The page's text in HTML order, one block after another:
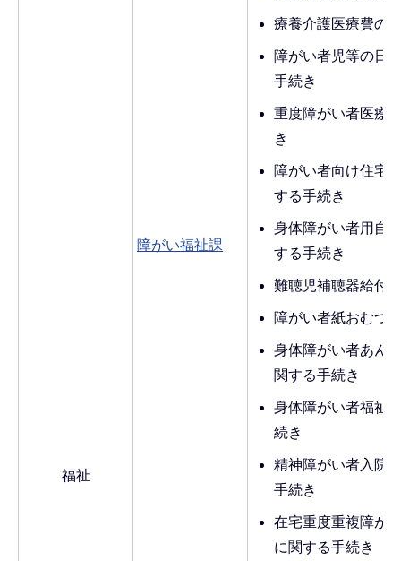
福祉
障がい福祉課
療養介護医療費の
障がい者児等の日
手続き
重度障がい者医療
き
障がい者向け住宅
する手続き
身体障がい者用自
する手続き
難聴児補聴器給付
障がい者紙おむつ
身体障がい者あん
関する手続き
身体障がい者福祉
続き
精神障がい者入院
手続き
在宅重度重複障が
に関する手続き